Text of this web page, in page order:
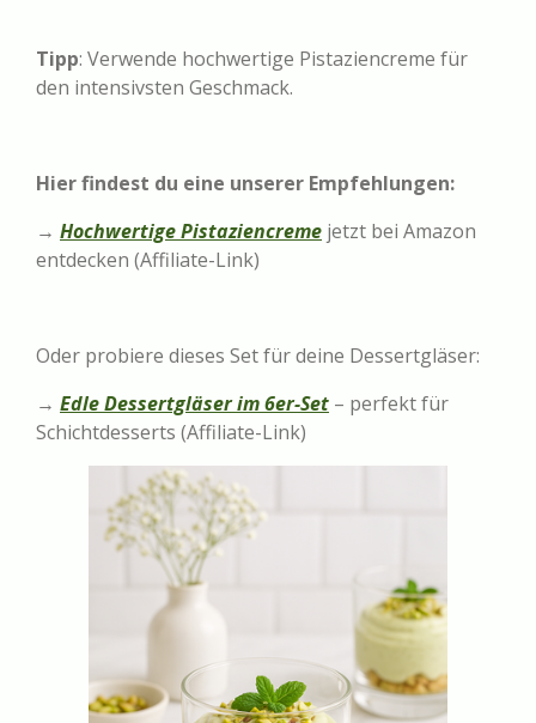
Tipp: Verwende hochwertige Pistaziencreme für
den intensivsten Geschmack.
Hier findest du eine unserer Empfehlungen:
→ Hochwertige Pistaziencreme jetzt bei Amazon
entdecken (Affiliate-Link)
Oder probiere dieses Set für deine Dessertgläser:
→ Edle Dessertgläser im 6er-Set – perfekt für
Schichtdesserts (Affiliate-Link)